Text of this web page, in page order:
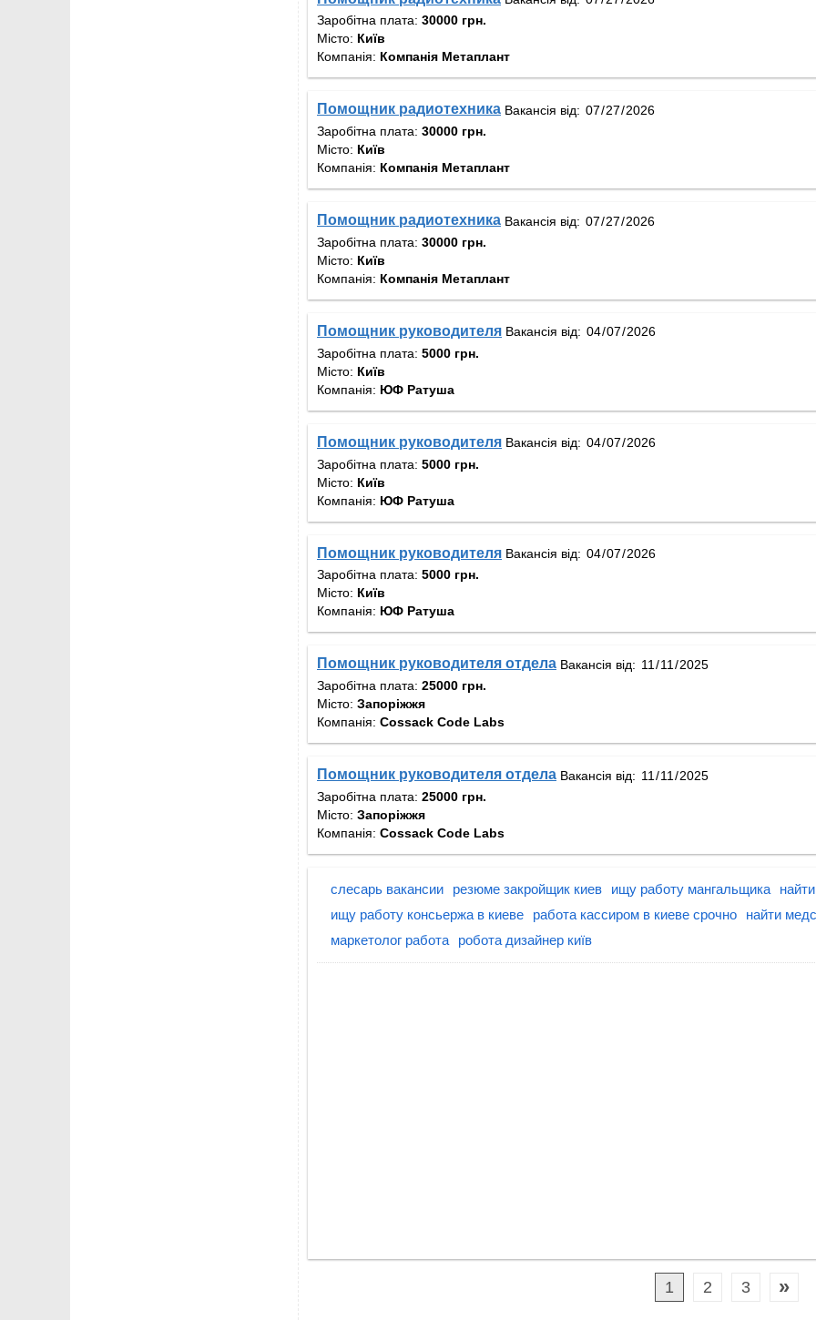
Заробітна плата: 30000 грн.
Місто: Київ
Компанія: Компанія Метаплант
Помощник радиотехника Вакансія від:
Заробітна плата: 30000 грн.
Місто: Київ
Компанія: Компанія Метаплант
Помощник радиотехника Вакансія від:
Заробітна плата: 30000 грн.
Місто: Київ
Компанія: Компанія Метаплант
Помощник руководителя Вакансія від:
Заробітна плата: 5000 грн.
Місто: Київ
Компанія: ЮФ Ратуша
Помощник руководителя Вакансія від:
Заробітна плата: 5000 грн.
Місто: Київ
Компанія: ЮФ Ратуша
Помощник руководителя Вакансія від:
Заробітна плата: 5000 грн.
Місто: Київ
Компанія: ЮФ Ратуша
Помощник руководителя отдела Вакансія від:
Заробітна плата: 25000 грн.
Місто: Запоріжжя
Компанія: Cossack Code Labs
Помощник руководителя отдела Вакансія від:
Заробітна плата: 25000 грн.
Місто: Запоріжжя
Компанія: Cossack Code Labs
слесарь вакансии резюме закройщик киев ищу работу мангальщика
ищу работу консьержа в киеве
работа кассиром в киеве срочно
найти
маркетолог работа
робота дизайнер київ
1 2 3 »